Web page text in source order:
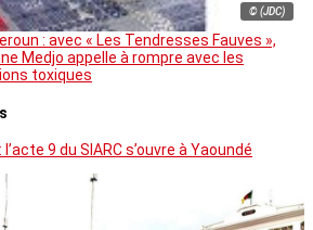
© (JDC)
: avec « Les Tendresses Fauves »,
Medjo appelle à rompre avec les
toxiques
9 du SIARC s’ouvre à Yaoundé